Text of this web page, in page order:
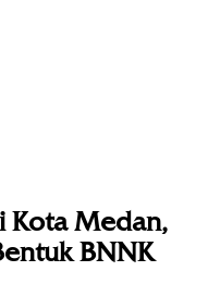
Kota Medan,
BNNK